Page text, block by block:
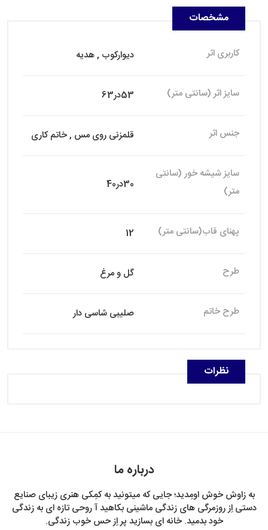
مشخصات
کاربری اثر دیوارکوب , هدیه
سایز اثر (سانتی متر) 53در63
جنس اثر قلمزنی روی مس , خاتم کاری
سایز شیشه خور (سانتی
متر)
30در40
پهنای قاب(سانتی متر) 12
طرح گل و مرغ
طرح خاتم صلیبی شاسی دار
نظرات
درباره ما
به زاوش خوش اومِدید؛ جایی که میتونید به کمِکی هنری زیبای صنایع
دستی اِز روزمرگی های زندگی ماشینی بکاهید آ روحی تازه ای به زندگی
خود بدمید. خانه ای بسازید پر اِز حس خوب زندگی.